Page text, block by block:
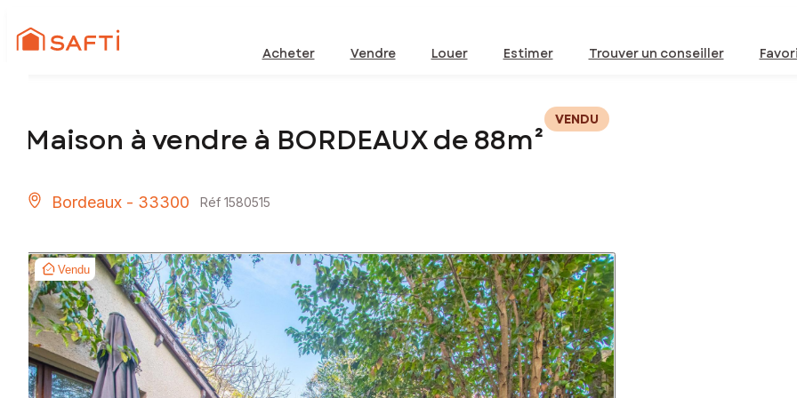
Acheter Vendre Louer Estimer Trouver un conseiller
Maison à vendre à BORDEAUX de 88m²
VENDU
Bordeaux - 33300 Réf 1580515
Vendu